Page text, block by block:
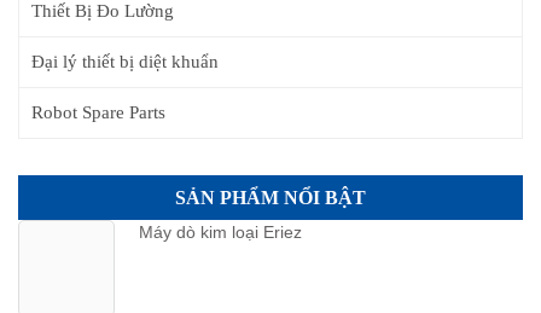
Thiết Bị Đo Lường
Đại lý thiết bị diệt khuẩn
Robot Spare Parts
SẢN PHẨM NỔI BẬT
Máy dò kim loại Eriez